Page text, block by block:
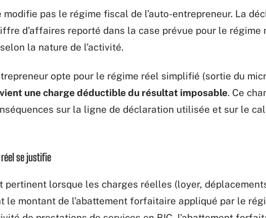
modifie pas le régime fiscal de l’auto-entrepreneur. La
d’affaires reporté dans la case prévue pour le régime
la nature de l’activité.
opte pour le régime réel simplifié (sortie du
une charge déductible du résultat imposable. Ce
sur la ligne de déclaration utilisée et sur le
se justifie
pertinent lorsque les charges réelles (loyer,
le montant de l’abattement forfaitaire appliqué par le